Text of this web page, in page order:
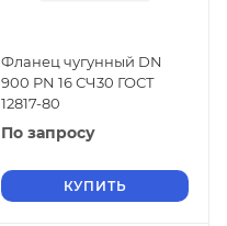
Фланец чугунный DN
900 PN 16 СЧ30 ГОСТ
12817-80
По запросу
КУПИТЬ